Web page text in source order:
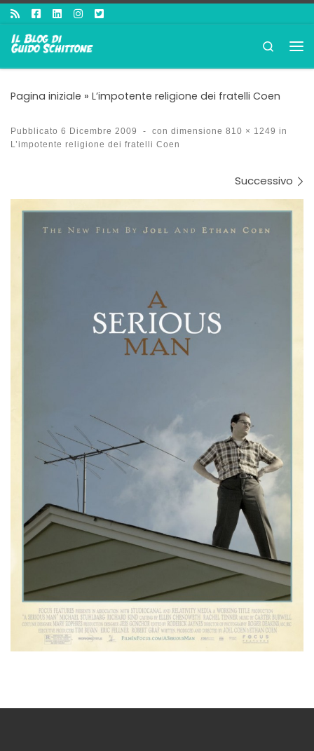
Passa al contenuto
Search
Pagina iniziale » L’impotente religione dei fratelli Coen
Pubblicato 6 Dicembre 2009 - con dimensione 810 × 1249 in
L’impotente religione dei fratelli Coen
Navigazione immaginiSuccessivo